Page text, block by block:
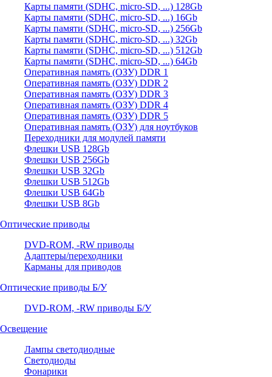
Карты памяти (SDHC, micro-SD, ...) 128Gb
Карты памяти (SDHC, micro-SD, ...) 16Gb
Карты памяти (SDHC, micro-SD, ...) 256Gb
Карты памяти (SDHC, micro-SD, ...) 32Gb
Карты памяти (SDHC, micro-SD, ...) 512Gb
Карты памяти (SDHC, micro-SD, ...) 64Gb
Оперативная память (ОЗУ) DDR 1
Оперативная память (ОЗУ) DDR 2
Оперативная память (ОЗУ) DDR 3
Оперативная память (ОЗУ) DDR 4
Оперативная память (ОЗУ) DDR 5
Оперативная память (ОЗУ) для ноутбуков
Переходники для модулей памяти
Флешки USB 128Gb
Флешки USB 256Gb
Флешки USB 32Gb
Флешки USB 512Gb
Флешки USB 64Gb
Флешки USB 8Gb
Оптические приводы
DVD-ROM, -RW приводы
Адаптеры/переходники
Карманы для приводов
Оптические приводы Б/У
DVD-ROM, -RW приводы Б/У
Освещение
Лампы светодиодные
Светодиоды
Фонарики